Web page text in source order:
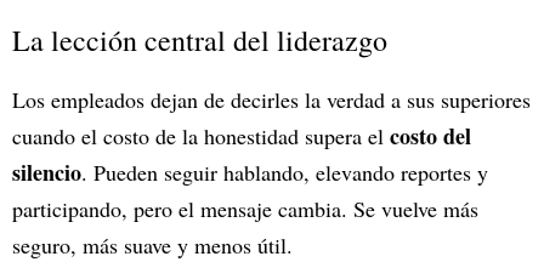
La lección central del liderazgo
Los empleados dejan de decirles la verdad a sus superiores
cuando el costo de la honestidad supera el costo del
silencio. Pueden seguir hablando, elevando reportes y
participando, pero el mensaje cambia. Se vuelve más
seguro, más suave y menos útil.